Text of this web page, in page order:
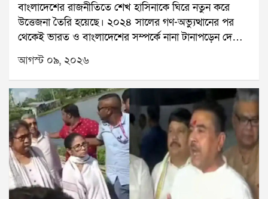
বাংলাদেশের রাজনীতিতে শেখ হাসিনাকে ঘিরে নতুন করে
উত্তেজনা তৈরি হয়েছে। ২০২৪ সালের গণ-অভ্যুত্থানের পর
থেকেই ভারত ও বাংলাদেশের সম্পর্কে নানা টানাপড়েন দেখা
দিয়েছে। তৎকালীন প্রধানমন্ত্রী শেখ হাসিনা ক্ষমতাচ্যুত হয়ে
ভারতে থাকার পর সেই সম্পর্কের সমীকরণ আরও জটিল
হয়েছে।গত ৫ অগস্ট নয়াদিল্লি থেকে শেখ হাসিনার ভার্চুয়াল
সাংবাদিক সম্মেলনের পর পরিস্থিতি আরও আলোচনায় আসে।
দেশে ফেরার ইচ্ছা প্রকাশ করে হাসিনা যে বার্তা দিয়েছেন, তা
বাংলাদেশের রাজনৈতিক মহলে নতুন করে চর্চা শুরু করেছে।
বিশেষ করে তাঁর প্রত্যাবর্তনের সম্ভাবনাকে ঘিরে বর্তমান
সরকারের উপর রাজনৈতিক চাপ বাড়তে পারে কি না, তা নিয়ে
জল্পনা তৈরি হয়েছে।এরই মধ্যে বাংলাদেশের প্রধানমন্ত্রী
তারেক রহমানের ভারত সফর নিয়ে অনিশ্চয়তার কথা সামনে
আগস্ট ০৯, ২০২৬